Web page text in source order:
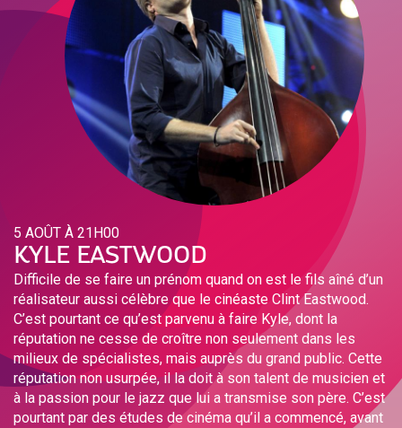
5 AOÛT À 21H00
KYLE EASTWOOD
Difficile de se faire un prénom quand on est le fils aîné d’un
réalisateur aussi célèbre que le cinéaste Clint Eastwood.
C’est pourtant ce qu’est parvenu à faire Kyle, dont la
réputation ne cesse de croître non seulement dans les
milieux de spécialistes, mais auprès du grand public. Cette
réputation non usurpée, il la doit à son talent de musicien et
à la passion pour le jazz que lui a transmise son père. C’est
pourtant par des études de cinéma qu’il a commencé, avant